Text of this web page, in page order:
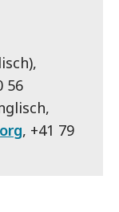
56
, +41 79